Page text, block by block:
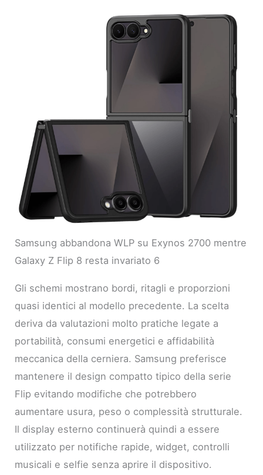
Samsung abbandona WLP su Exynos 2700 mentre
Galaxy Z Flip 8 resta invariato 6
Gli schemi mostrano bordi, ritagli e proporzioni
quasi identici al modello precedente. La scelta
deriva da valutazioni molto pratiche legate a
portabilità, consumi energetici e affidabilità
meccanica della cerniera. Samsung preferisce
mantenere il design compatto tipico della serie
Flip evitando modifiche che potrebbero
aumentare usura, peso o complessità strutturale.
Il display esterno continuerà quindi a essere
utilizzato per notifiche rapide, widget, controlli
musicali e selfie senza aprire il dispositivo.